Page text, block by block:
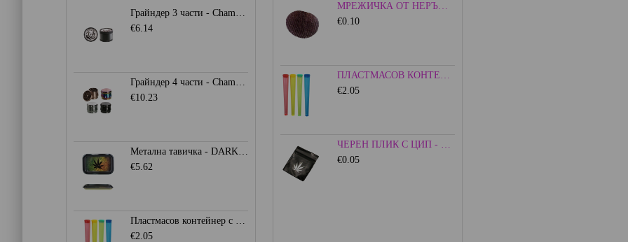
Грайндер 3 части - Champ Mini Lion
€6.14
Грайндер 4 части - Champ High 39мм.
€10.23
Метална тавичка - DARK LEAF
€5.62
Пластмасов контейнер с капачка - цветен
€2.05
МРЕЖИЧКА ОТ НЕРЪЖДАЕМА СТОМАНА - 15ММ.
€0.10
ПЛАСТМАСОВ КОНТЕЙНЕР С КАПАЧКА - ЦВЕТЕН
€2.05
ЧЕРЕН ПЛИК С ЦИП - НЕПРОЗРАЧЕН
€0.05